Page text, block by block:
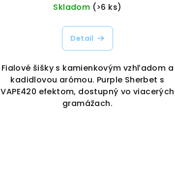
Skladom (>6 ks)
Detail
Fialové šišky s kamienkovým vzhľadom a
kadidlovou arómou. Purple Sherbet s
VAPE420 efektom, dostupný vo viacerých
gramážach.